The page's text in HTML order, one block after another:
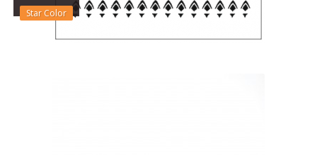
Star Color